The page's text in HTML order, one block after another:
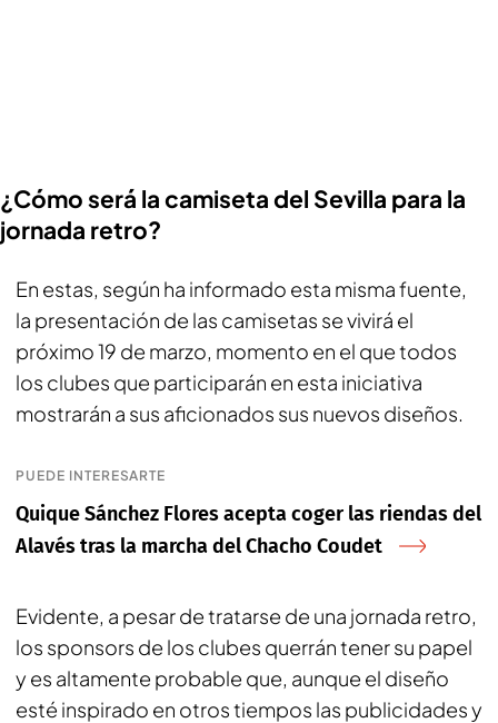
¿Cómo será la camiseta del Sevilla para la
jornada retro?
En estas, según ha informado esta misma fuente,
la presentación de las camisetas se vivirá el
próximo 19 de marzo, momento en el que todos
los clubes que participarán en esta iniciativa
mostrarán a sus aficionados sus nuevos diseños.
PUEDE INTERESARTE
Quique Sánchez Flores acepta coger las riendas del
Alavés tras la marcha del Chacho Coudet
Evidente, a pesar de tratarse de una jornada retro,
los sponsors de los clubes querrán tener su papel
y es altamente probable que, aunque el diseño
esté inspirado en otros tiempos las publicidades y